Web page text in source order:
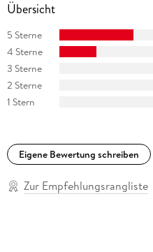
Übersicht
5 Sterne
4 Sterne
3 Sterne
2 Sterne
1 Stern
Eigene Bewertung schreiben
Zur Empfehlungsrangliste